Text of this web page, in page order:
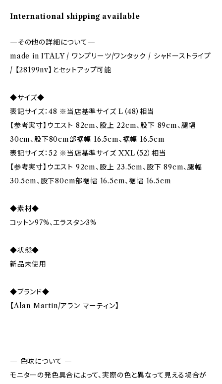
International shipping available
—その他の詳細について—
made in ITALY / ワンプリーツ/ワンタック / シャドーストライプ
/ 【28199nv】とセットアップ可能
◆サイズ◆
表記サイズ：48 ※当店基準サイズ L（48）相当
【参考実寸】ウエスト 82cm、股上 22cm、股下 89cm、腿幅
30cm、股下80cm部裾幅 16.5cm、裾幅 16.5cm
表記サイズ：52 ※当店基準サイズ XXL（52）相当
【参考実寸】ウエスト 92cm、股上 23.5cm、股下 89cm、腿幅
30.5cm、股下80cm部裾幅 16.5cm、裾幅 16.5cm
◆素材◆
コットン97%、エラスタン3%
◆状態◆
新品未使用
◆ブランド◆
【Alan Martin/アラン マーティン】
— 色味について —
モニターの発色具合によって、実際の色と異なって見える場合が